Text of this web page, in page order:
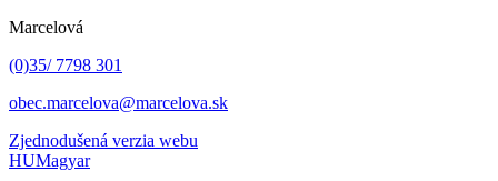
Marcelová
(0)35/ 7798 301
obec.marcelova@marcelova.sk
Zjednodušená verzia webu
HUMagyar